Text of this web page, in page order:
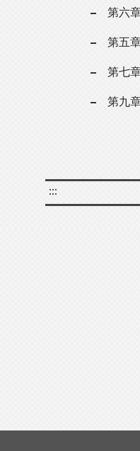
第六
第五
第七
第九
:::